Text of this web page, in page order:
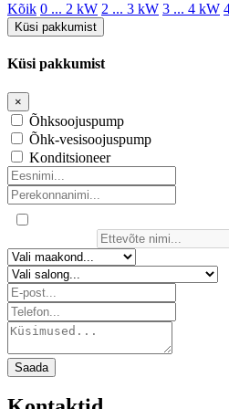
Kõik 0 ... 2 kW 2 ... 3 kW 3 ... 4 kW
Küsi pakkumist
Küsi pakkumist
×
Õhksoojuspump
Õhk-vesisoojuspump
Konditsioneer
Saada